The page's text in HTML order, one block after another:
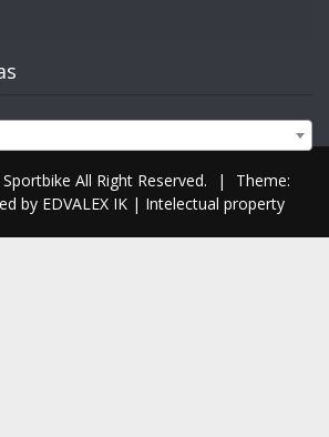
All Right Reserved. |
Theme:
by EDVALEX IK | Intelectual property